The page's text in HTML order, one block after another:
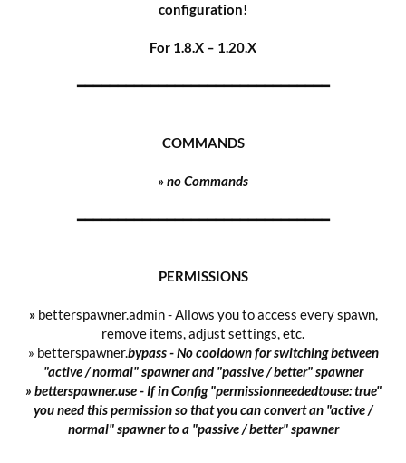
configuration!
For 1.8.X – 1.20.X
━━━━━━━━━━━━━━━━━━━━━━━━━━━━━━━
COMMANDS
»no Commands
━━━━━━━━━━━━━━━━━━━━━━━━━━━━━━━
PERMISSIONS
»betterspawner.admin - Allows you to access every spawn,
remove items, adjust settings, etc.
» betterspawner.bypass -No cooldown for switching between
"active / normal" spawner and "passive / better" spawner
» betterspawner.use -If in Config "permissionneededtouse: true"
you need this permission so that you can convert an "active /
normal" spawner to a "passive / better" spawner